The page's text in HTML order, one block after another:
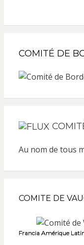
COMITÉ DE
Au nom de tous
COMITE DE
Francia Amérique